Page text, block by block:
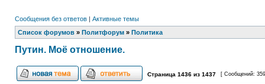
Сообщения без ответов | Активные темы
Список форумов » Политфорум » Политика
Путин. Моё отношение.
Страница 1436 из 1437 [ Сообщений: